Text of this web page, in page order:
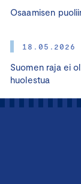
Osaamisen
18.05.2026
Suomen raja ei
huolestua